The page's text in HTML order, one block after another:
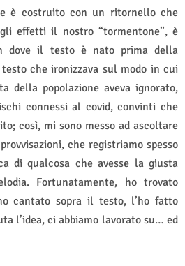
è costruito con un ritornello che
effetti il nostro “tormentone”, è
dove il testo è nato prima della
che ironizzava sul modo in cui
della popolazione aveva ignorato,
connessi al covid, convinti che
così, mi sono messo ad ascoltare
che registriamo spesso
di qualcosa che avesse la giusta
Fortunatamente, ho trovato
cantato sopra il testo, l’ho fatto
l’idea, ci abbiamo lavorato su… ed